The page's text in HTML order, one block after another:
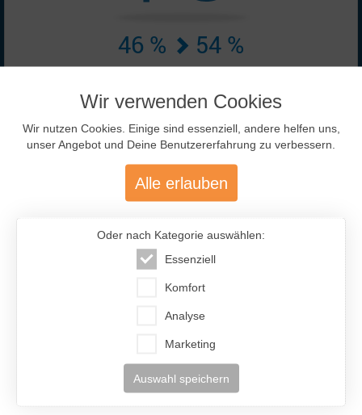
46 % 54 %
5649 ♀ + 6763 ♂
Stand: 09.08.2026 17:15 Uhr
82 %
82% Antwort-Quote der Frauen.
Wir verwenden Cookies
Wir nutzen Cookies. Einige sind essenziell, andere helfen uns,
unser Angebot und Deine Benutzererfahrung zu verbessern.
Alle erlauben
Oder nach Kategorie auswählen:
Essenziell
Komfort
Analyse
Marketing
Auswahl speichern